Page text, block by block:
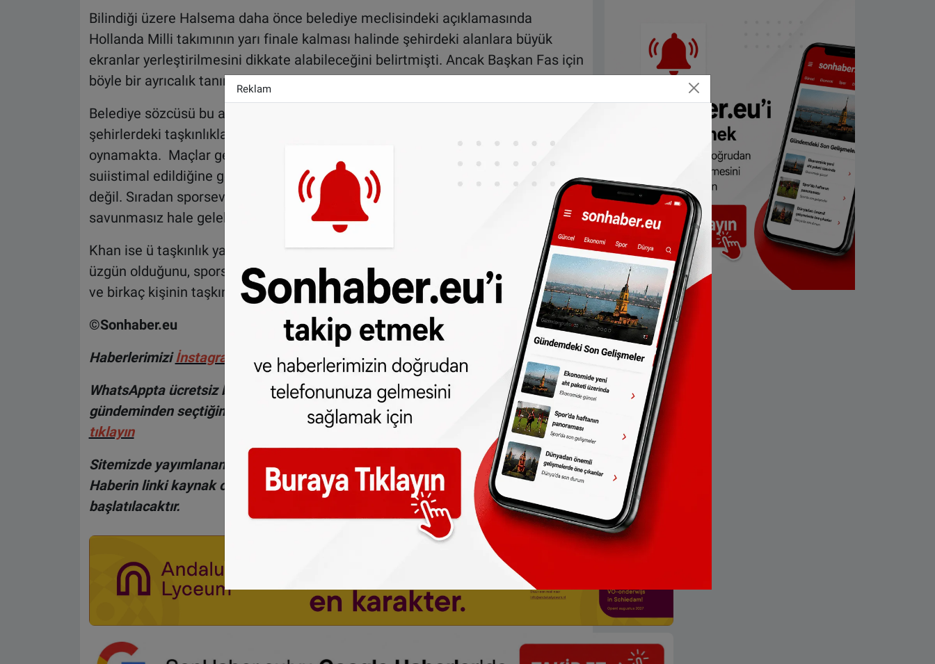
Bilindiği üzere Halsema daha önce belediye meclisindeki açıklamasında
Hollanda Milli takımının yarı finale kalması halinde şehirdeki alanlara büyük
ekranlar yerleştirilmesini dikkate alabileceğini belirtmişti. Ancak Başkan Fas için
böyle bir ayrıcalık tanımayı düşünmüyor.
Belediye sözcüsü bu anlamda geçtiğimiz günlerde faslı sporseverlerin bazı
şehirlerdeki taşkınlıklarına gönderme yaparak “Kamu düzeni de bunda rol
oynamakta. Maçlar gençlerden oluşan gruplar tarafından taşkınlık yapmak için
suiistimal edildiğine göre, zaten geniş kitlelerin bir arada izlemesi pek mümkün
değil. Sıradan sporseverler de havai fişeklere ve uygunsuz davranışlara karşı
savunmasız hale gelebilir.” yorumunu yaptı.
Khan ise ü taşkınlık yapanlar nedeniyle böyle bir karar alınmasından dolayı
üzgün olduğunu, sporseverlerin yüzde 99‘unun bu davranışları tasvip etmediğini
ve birkaç kişinin taşkınlığı nedeniyle cezalandırılmaması gerektiğini dile getirdi.
©Sonhaber.eu
Haberlerimiziİnstagram hesabımızdan
da takip edebilirsiniz.
WhatsAppta ücretsiz bültenimize abone olun, Hollanda ve diğer Avrupa ülkeleri
gündeminden seçtiğimiz haberler her gün telefonunuza gelsin!
Abone olmak için
tıklayın
Sitemizde yayımlanan haberlerin her türlü hakkı SONHABER.eu’ya aittir.
Haberin linki kaynak olarak gösterilmeden alınan haberler için hukuki işlem
başlatılacaktır.
Reklam